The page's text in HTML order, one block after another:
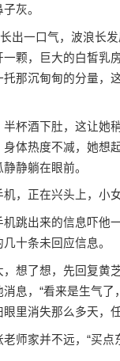
灰。
一口气，波浪长发
颗，巨大的白皙乳
那沉甸甸的分量，
酒下肚，这让她稍
体热度不减，她想
静躺在眼前。
正在兴头上，小女
出来的信息吓他
十条未回应信息。
了想，先回复黄芝
息，“看来是生气了
里消失那么多天，
师家并不远，“买